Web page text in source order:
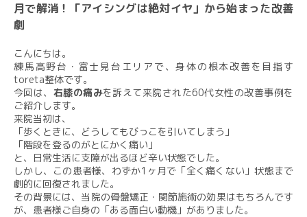
月で解消！「アイシングは絶対イヤ」から始まった改善
劇
こんにちは。
練馬高野台・富士見台エリアで、身体の根本改善を目指す
toreta整体です。
今回は、 右膝の痛みを訴えて来院された60代女性の改善事例を
ご紹介します。
来院当初は、
「歩くときに、どうしてもびっこを引いてしまう」
「階段を登るのがとにかく痛い」
と、日常生活に支障が出るほど辛い状態でした。
しかし、この患者様、わずか1ヶ月で「全く痛くない」状態まで
劇的に回復されました。
その背景には、当院の骨盤矯正・関節施術の効果はもちろんです
が、患者様ご自身の「ある面白い動機」がありました。